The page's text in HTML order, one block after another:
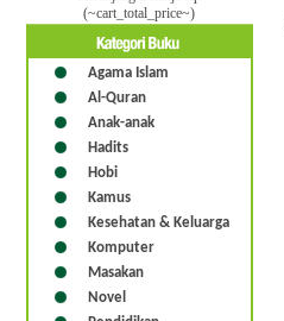
(~cart_total_price~)
Agama Islam
Al-Quran
Anak-anak
Hadits
Hobi
Kamus
Kesehatan & Keluarga
Komputer
Masakan
Novel